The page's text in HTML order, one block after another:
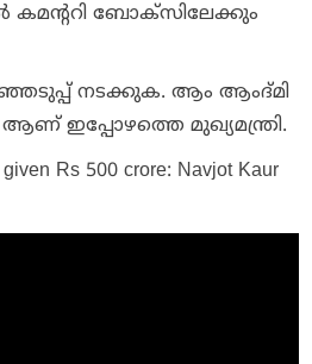
ബോക്‌സിലേക്കും
നടക്കുക. ആം ആംദ്മി
ആണ് ഇപ്പോഴത്തെ മുഖ്യമന്ത്രി.
Rs 500 crore: Navjot Kaur